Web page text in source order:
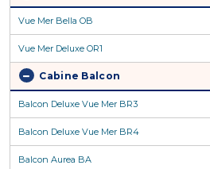
Vue Mer Bella OB
Vue Mer Deluxe OR1
Cabine Balcon
Balcon Deluxe Vue Mer BR3
Balcon Deluxe Vue Mer BR4
Balcon Aurea BA